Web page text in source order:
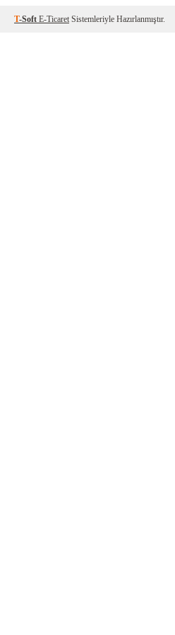
T-Soft E-Ticaret Sistemleriyle Hazırlanmıştır.